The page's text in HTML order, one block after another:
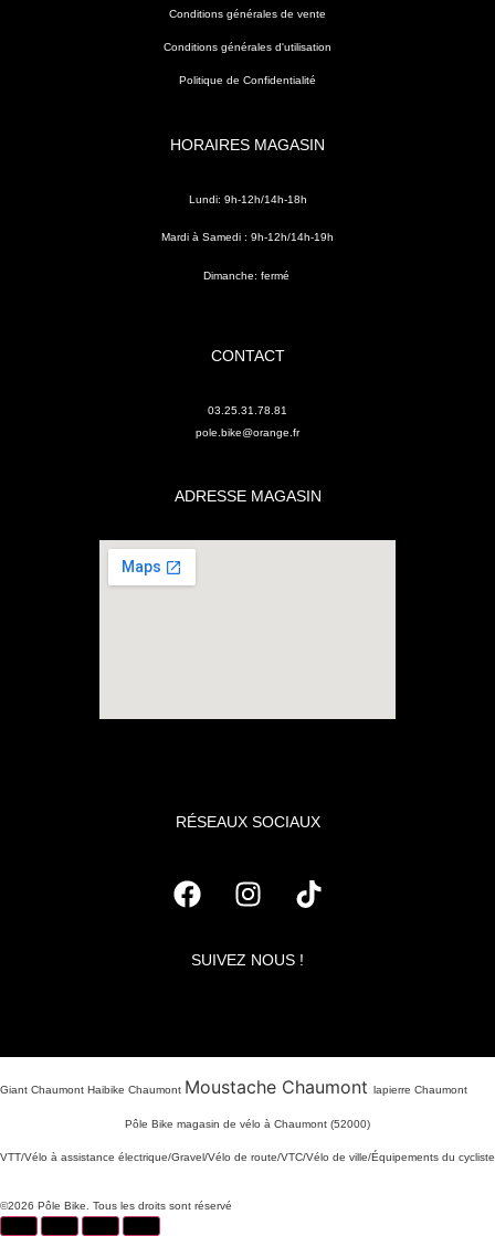
Conditions générales de vente
Conditions générales d'utilisation
Politique de Confidentialité
HORAIRES MAGASIN
Lundi: 9h-12h/14h-18h
Mardi à Samedi : 9h-12h/14h-19h
Dimanche: fermé
CONTACT
03.25.31.78.81
pole.bike@orange.fr
ADRESSE MAGASIN
RÉSEAUX SOCIAUX
SUIVEZ NOUS !
Giant Chaumont Haibike Chaumont Moustache Chaumont lapierre Chaumont
Pôle Bike magasin de vélo à Chaumont (52000)
VTT/Vélo à assistance électrique/Gravel/Vélo de route/VTC/Vélo de ville/Équipements du cycliste
©2026 Pôle Bike. Tous les droits sont réservé